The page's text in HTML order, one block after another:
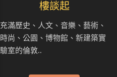
樓談起
充滿歷史、人文、音樂、藝術、
時尚、公園、博物館、新建築實
驗室的倫敦..